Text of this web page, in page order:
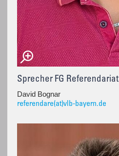
Sprecher FG Referendariat
David Bognar
referendare(at)vlb-bayern.de